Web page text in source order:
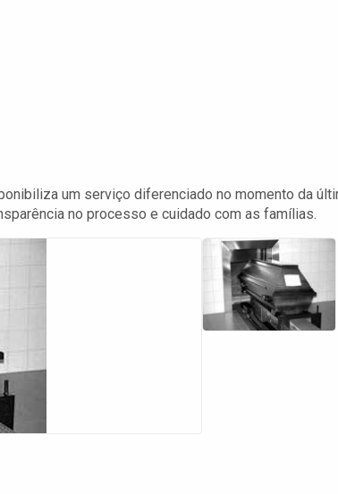
um serviço diferenciado no momento da
no processo e cuidado com as famílias.